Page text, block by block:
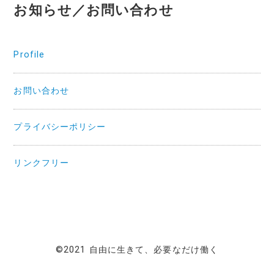
お知らせ／お問い合わせ
Profile
お問い合わせ
プライバシーポリシー
リンクフリー
©2021 自由に生きて、必要なだけ働く